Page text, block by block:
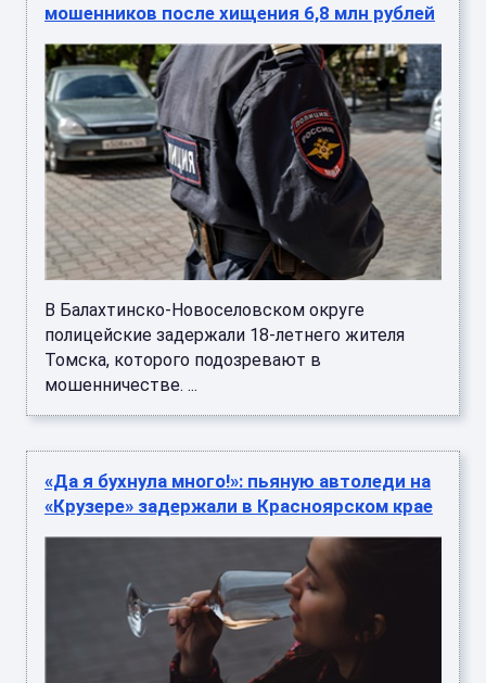
мошенников после хищения 6,8 млн рублей
В Балахтинско-Новоселовском округе
полицейские задержали 18-летнего жителя
Томска, которого подозревают в
мошенничестве. ...
«Да я бухнула много!»: пьяную автоледи на
«Крузере» задержали в Красноярском крае